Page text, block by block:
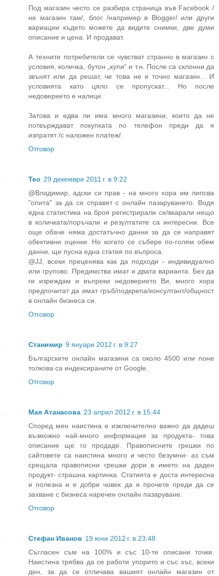
Под магазин често се разбира страница във Facebook /
не магазин там/, блог /например в Blogger/ или други
вариации където можете да видите снимки, две думи
описание и цена. И продават.
А техните потребители се чувстват странно в магазин с
условия, количка, бутон „купи“ и т.н. После са склонни да
звънят или да решат, че това не е точно магазин... И
условията като цяло се пропускат... Но после
недоверието е налице.
Затова и едва ли има много магазини, които да не
потвърждават покупката по телефон преди да я
изпратят /с наложен платеж/.
Отговор
Teo 29 декември 2011 г. в 9:22
@Владимир, адски си прав - на много хора им липсва
"опита" за да се справят с онлайн пазаруването. Водя
една статистика на броя регистрирали се/вкарали нещо
в количката/поръчали и резултатите са интересни. Все
още обаче няма достатъчно данни за да се направят
обективни оценки. Но когато се събере по-голям обем
данни, ще пусна една статия по въпроса.
@JJ, всеки преценява как да подходи - индивидуално
или групово. Предимства имат и двата варианта. Без да
ги изреждам и въпреки недоверието Ви, много хора
предпочитат да имат гръб/подкрепа/консултант/общност
в онлайн бизнеса си.
Отговор
Станимир 9 януари 2012 г. в 9:27
Българските онлайн магазини са около 4500 или поне
толкова са индексираните от Google.
Отговор
Мая Атанасова 23 април 2012 г. в 15:44
Според мен наистина е изключително важно да дадеш
възможно най-много информация за продукта- това
описание ще го продаде. Правописните грешки по
сайтовете са наистина много и често безумни- аз съм
срещала правописни грешки дори в името на даден
продукт- страшна картинка. Статията е доста интересна
и полезна и е добре човек да я прочете преди да се
захване с бизнеса наречен онлайн пазаруване.
Отговор
Стефан Иванов 19 юни 2012 г. в 23:48
Съгласен съм на 100% и със 10-те описани точки.
Наистина трябва да се работи упорито и със хъс, всеки
ден, за да се отличава вашият онлайн магазин от